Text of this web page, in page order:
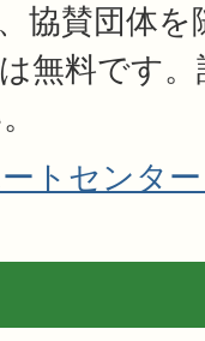
協賛団体
無料です
トセンタ